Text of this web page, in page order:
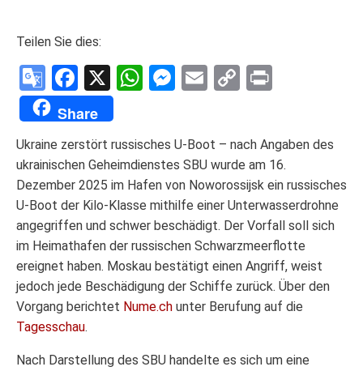
Teilen Sie dies:
Google
Translate
Facebook
X WhatsApp
Messenger
Email
Copy
Share
Ukraine zerstört russisches U-Boot – nach Angaben des
ukrainischen Geheimdienstes SBU wurde am 16.
Dezember 2025 im Hafen von Noworossijsk ein russisches
U-Boot der Kilo-Klasse mithilfe einer Unterwasserdrohne
angegriffen und schwer beschädigt. Der Vorfall soll sich
im Heimathafen der russischen Schwarzmeerflotte
ereignet haben. Moskau bestätigt einen Angriff, weist
jedoch jede Beschädigung der Schiffe zurück. Über den
Vorgang berichtet Nume.ch unter Berufung auf die
Tagesschau.
Nach Darstellung des SBU handelte es sich um eine